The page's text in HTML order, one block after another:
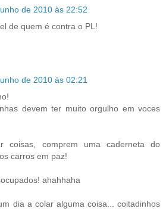
de 2010 às 22:52
de quem é contra o PL!
de 2010 às 02:21
devem ter muito orgulho em voces
coisas, comprem uma caderneta do
carros em paz!
ahahhaha
dia a colar alguma coisa... coitadinhos